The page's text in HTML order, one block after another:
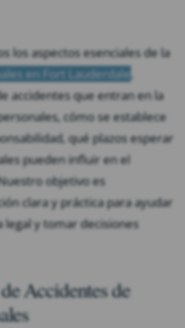
los aspectos esenciales de la
en Fort Lauderdale
accidentes que entran en la
cómo se establece
qué plazos esperar
pueden influir en el
objetivo es
clara y práctica para ayudar
legal y tomar decisiones
Accidentes de